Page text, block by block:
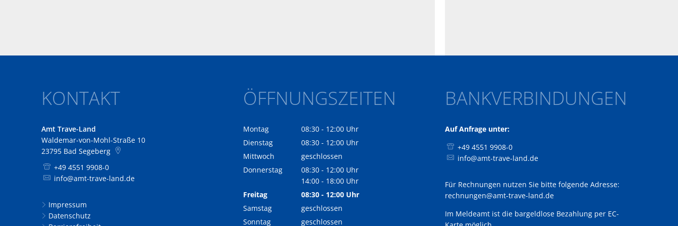
KONTAKT
Amt Trave-Land
Waldemar-von-Mohl-Straße 10
23795 Bad Segeberg
+49 4551 9908-0
info@amt-trave-land.de
Impressum
Datenschutz
ÖFFNUNGSZEITEN
Montag 08:30 - 12:00 Uhr
Von 08:30 bis 12:00 Uhr
Dienstag 08:30 - 12:00 Uhr
Von 08:30 bis 12:00 Uhr
Mittwoch
geschlossen
Donnerstag
08:30 - 12:00 Uhr
Von 08:30 bis 12:00 Uhr
14:00 - 18:00 Uhr
Von 14:00 bis 18:00 Uhr
Freitag 08:30 - 12:00 Uhr
Von 08:30 bis 12:00 Uhr
Samstag
geschlossen
Sonntag
geschlossen
BANKVERBINDUNGEN
Auf Anfrage unter:
+49 4551 9908-0
info@amt-trave-land.de
Für Rechnungen nutzen Sie bitte folgende Adresse:
rechnungen@amt-trave-land.de
Im Meldeamt ist die bargeldlose Bezahlung per EC-